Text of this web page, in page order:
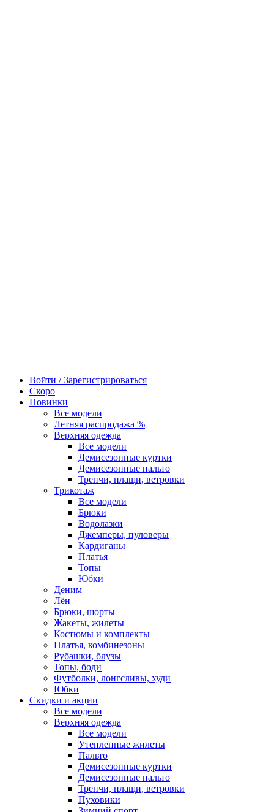
Войти / Зарегистрироваться
Скоро
Новинки
Все модели
Летняя распродажа %
Верхняя одежда
Все модели
Демисезонные куртки
Демисезонные пальто
Тренчи, плащи, ветровки
Трикотаж
Все модели
Брюки
Водолазки
Джемперы, пуловеры
Кардиганы
Платья
Топы
Юбки
Деним
Лён
Брюки, шорты
Жакеты, жилеты
Костюмы и комплекты
Платья, комбинезоны
Рубашки, блузы
Топы, боди
Футболки, лонгсливы, худи
Юбки
Скидки и акции
Все модели
Верхняя одежда
Все модели
Утепленные жилеты
Пальто
Демисезонные куртки
Демисезонные пальто
Тренчи, плащи, ветровки
Пуховики